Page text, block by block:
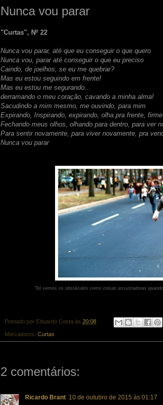
Nunca vou parar
"Curtas", Nº 22
Nunca vou parar, até que eu conseguir o que quero
Nunca vou, parar até conseguir o que eu preciso
Caindo, de joelhos, se eu me quebrar?
Mas eu estou seguindo em frente!
Mas eu estou me segurando...
derramando o meu coração, cavando a minha alma!
Sacudindo a mim mesmo, me ouvindo, para mim
Expirando, Inspirando, expirando, olha pra frente, firme
Fechando meus olhos, olhando para dentro, para ver
Para sentir novamente, para viver novamente, pra
Nunca vou parar
"Só vemos os obstáculos como coisas assustadoras
Postado por Eduardo Costa às 20:08
Marcadores: Curtas
2 comentários:
Ricardo Brant 10 de outubro de 2015 às 01:17